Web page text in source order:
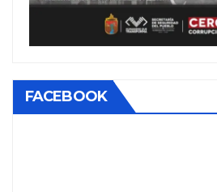
FACEBOOK